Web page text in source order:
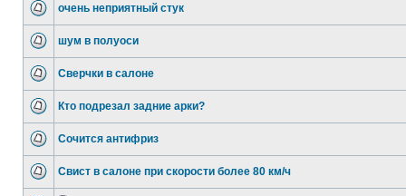
очень неприятный стук
шум в полуоси
Сверчки в салоне
Кто подрезал задние арки?
Сочится антифриз
Свист в салоне при скорости более 80 км/ч